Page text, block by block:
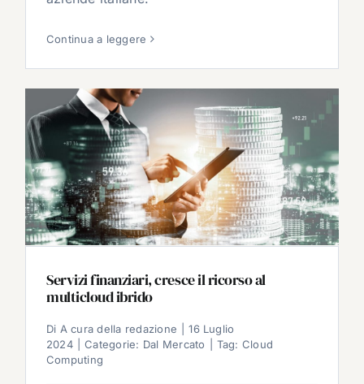
Continua a leggere
Servizi finanziari, cresce il ricorso al
multicloud ibrido
Di A cura della redazione
16 Luglio
2024
Categorie: Dal Mercato Tag: Cloud
Computing